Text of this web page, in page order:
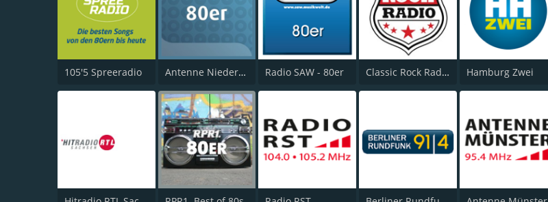
105'5 Spreeradio Antenne Niedersachsen 80er Radio SAW - 80er Classic Rock Radio Hamburg Zwei